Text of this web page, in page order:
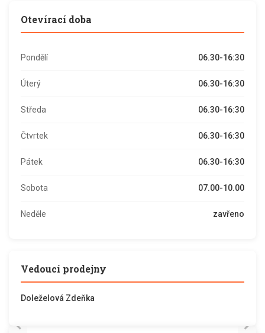
Otevírací doba
Pondělí 06.30-16:30
Úterý 06.30-16:30
Středa 06.30-16:30
Čtvrtek 06.30-16:30
Pátek 06.30-16:30
Sobota 07.00-10.00
Neděle zavřeno
Vedoucí prodejny
Doleželová Zdeňka